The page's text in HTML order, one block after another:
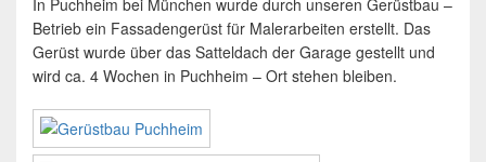
Betrieb ein Fassadengerüst für Malerarbeiten erstellt. Das
Gerüst wurde über das Satteldach der Garage gestellt und
wird ca. 4 Wochen in Puchheim – Ort stehen bleiben.